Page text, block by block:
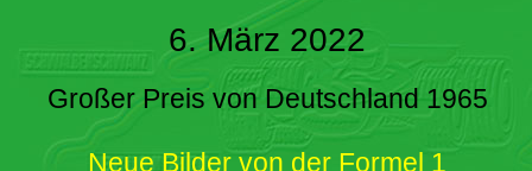
6. März 2022
Großer Preis von Deutschland 1965
Neue Bilder von der Formel 1